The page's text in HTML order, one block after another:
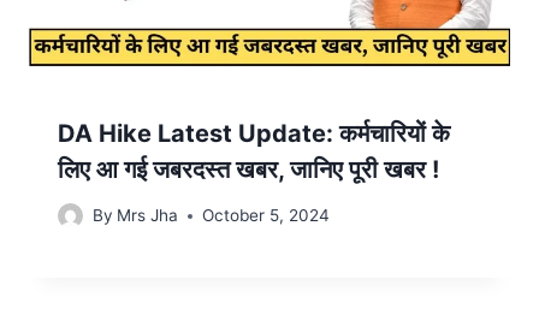
DA Hike Latest Update: कर्मचारियों के
लिए आ गई जबरदस्त खबर, जानिए पूरी खबर !
By Mrs Jha October 5, 2024